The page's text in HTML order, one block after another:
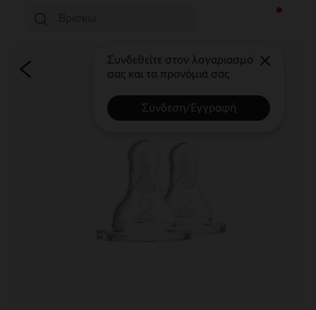
Συνδεθείτε στον λογαριασμό
σας και τα προνόμιά σας
Σύνδεση/Εγγραφή